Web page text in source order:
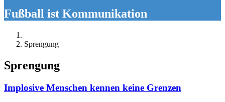
Fußball ist Kommunikation
Sprengung
Sprengung
Implosive Menschen kennen keine Grenzen